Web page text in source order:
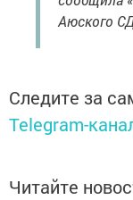
Аюского
Следите за
Telegram-
Читайте